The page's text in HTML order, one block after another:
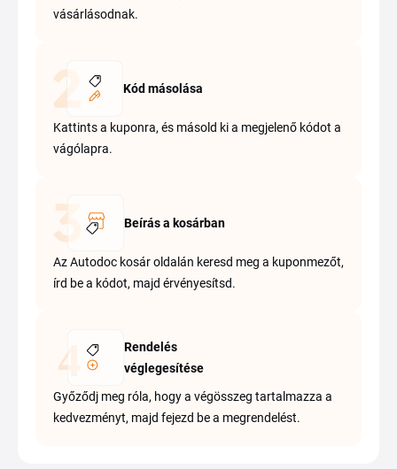
vásárlásodnak.
Kód másolása
Kattints a kuponra, és másold ki a megjelenő kódot a
vágólapra.
Beírás a kosárban
Az Autodoc kosár oldalán keresd meg a kuponmezőt,
írd be a kódot, majd érvényesítsd.
Rendelés
véglegesítése
Győződj meg róla, hogy a végösszeg tartalmazza a
kedvezményt, majd fejezd be a megrendelést.